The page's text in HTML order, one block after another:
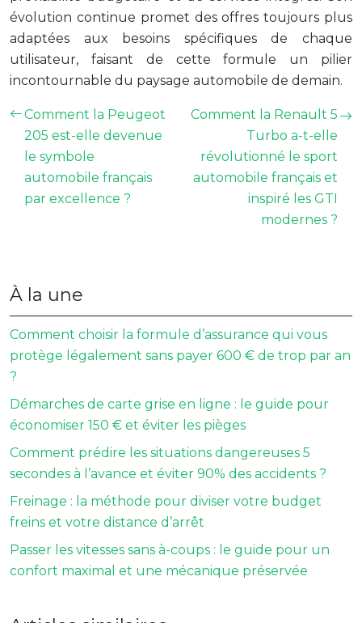
évolution continue promet des offres toujours plus
adaptées aux besoins spécifiques de chaque
utilisateur, faisant de cette formule un pilier
incontournable du paysage automobile de demain.
Comment la Peugeot
205 est-elle devenue
le symbole
automobile français
par excellence ?
Comment la Renault 5
Turbo a-t-elle
révolutionné le sport
automobile français et
inspiré les GTI
modernes ?
À la une
Comment choisir la formule d’assurance qui vous
protège légalement sans payer 600 € de trop par an
?
Démarches de carte grise en ligne : le guide pour
économiser 150 € et éviter les pièges
Comment prédire les situations dangereuses 5
secondes à l’avance et éviter 90% des accidents ?
Freinage : la méthode pour diviser votre budget
freins et votre distance d’arrêt
Passer les vitesses sans à-coups : le guide pour un
confort maximal et une mécanique préservée